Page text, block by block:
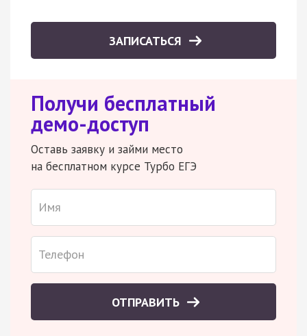
ЗАПИСАТЬСЯ
Получи бесплатный
демо-доступ
Оставь заявку и займи место
на бесплатном курсе Турбо ЕГЭ
ОТПРАВИТЬ